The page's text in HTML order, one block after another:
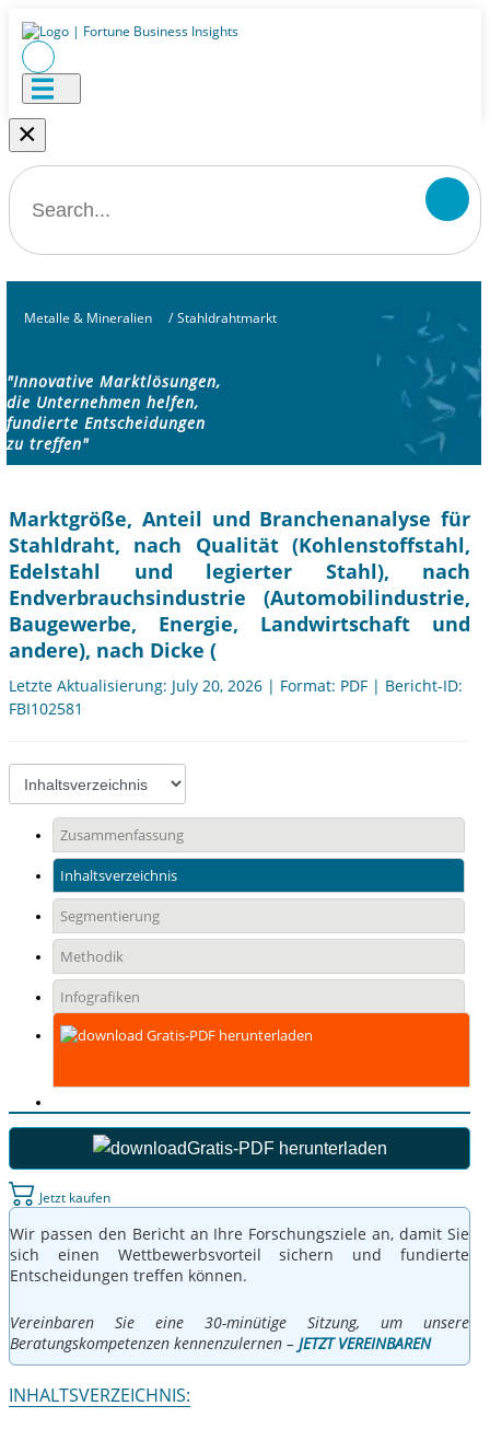
×
Metalle & Mineralien / Stahldrahtmarkt
"Innovative Marktlösungen,
die Unternehmen helfen,
fundierte Entscheidungen
zu treffen"
Marktgröße, Anteil und Branchenanalyse für
Stahldraht, nach Qualität (Kohlenstoffstahl,
Edelstahl und legierter Stahl), nach
Endverbrauchsindustrie (Automobilindustrie,
Baugewerbe, Energie, Landwirtschaft und
andere), nach Dicke (
Letzte Aktualisierung: July 20, 2026 | Format: PDF | Bericht-ID:
FBI102581
Zusammenfassung
Inhaltsverzeichnis
Segmentierung
Methodik
Infografiken
Gratis-PDF herunterladen
Gratis-PDF herunterladen
Jetzt kaufen
Wir passen den Bericht an Ihre Forschungsziele an, damit Sie
sich einen Wettbewerbsvorteil sichern und fundierte
Entscheidungen treffen können.
Vereinbaren Sie eine 30-minütige Sitzung, um unsere
Beratungskompetenzen kennenzulernen – JETZT VEREINBAREN
INHALTSVERZEICHNIS: